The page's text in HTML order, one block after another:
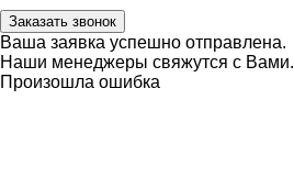
Заказать звонок
Ваша заявка успешно отправлена.
Наши менеджеры свяжутся с Вами.
Произошла ошибка